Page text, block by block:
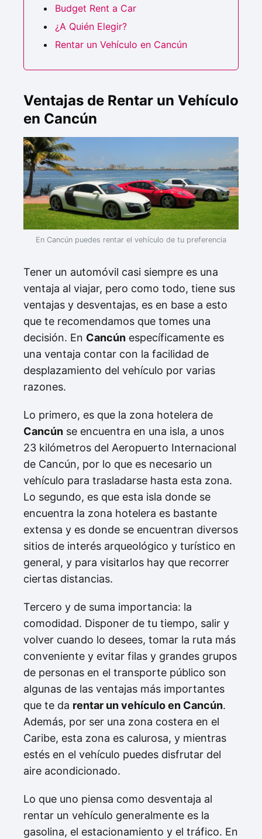
Budget Rent a Car
¿A Quién Elegir?
Rentar un Vehículo en Cancún
Ventajas de Rentar un Vehículo
en Cancún
En Cancún puedes rentar el vehículo de tu preferencia
Tener un automóvil casi siempre es una
ventaja al viajar, pero como todo, tiene sus
ventajas y desventajas, es en base a esto
que te recomendamos que tomes una
decisión. En Cancún específicamente es
una ventaja contar con la facilidad de
desplazamiento del vehículo por varias
razones.
Lo primero, es que la zona hotelera de
Cancún se encuentra en una isla, a unos
23 kilómetros del Aeropuerto Internacional
de Cancún, por lo que es necesario un
vehículo para trasladarse hasta esta zona.
Lo segundo, es que esta isla donde se
encuentra la zona hotelera es bastante
extensa y es donde se encuentran diversos
sitios de interés arqueológico y turístico en
general, y para visitarlos hay que recorrer
ciertas distancias.
Tercero y de suma importancia: la
comodidad. Disponer de tu tiempo, salir y
volver cuando lo desees, tomar la ruta más
conveniente y evitar filas y grandes grupos
de personas en el transporte público son
algunas de las ventajas más importantes
que te da rentar un vehículo en Cancún.
Además, por ser una zona costera en el
Caribe, esta zona es calurosa, y mientras
estés en el vehículo puedes disfrutar del
aire acondicionado.
Lo que uno piensa como desventaja al
rentar un vehículo generalmente es la
gasolina, el estacionamiento y el tráfico. En